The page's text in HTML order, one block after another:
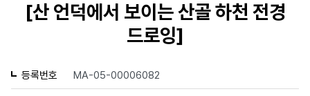
[산 언덕에서 보이는 산골 하천 전경
드로잉]
등록번호 MA-05-00006082